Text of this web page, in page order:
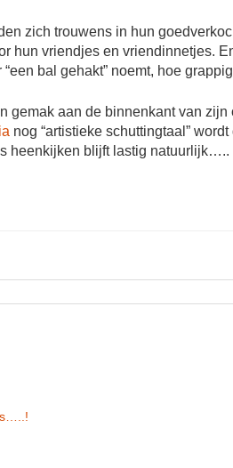
zich trouwens in hun
hun vriendjes en vriendinnetjes.
“een bal gehakt” noemt, hoe
gemak aan de binnenkant van
nog “artistieke schuttingtaal”
heenkijken blijft lastig natuurlijk…..